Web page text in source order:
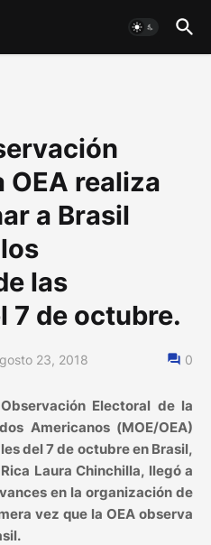
OEA realiza
a Brasil
las
7 de octubre.
23, 2018 0
Electoral de la
Americanos (MOE/OEA)
del 7 de octubre en Brasil,
Laura Chinchilla, llegó a
en la organización de
vez que la OEA observa